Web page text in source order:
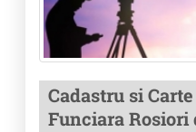
Cadastru si Carte
Funciara Rosiori